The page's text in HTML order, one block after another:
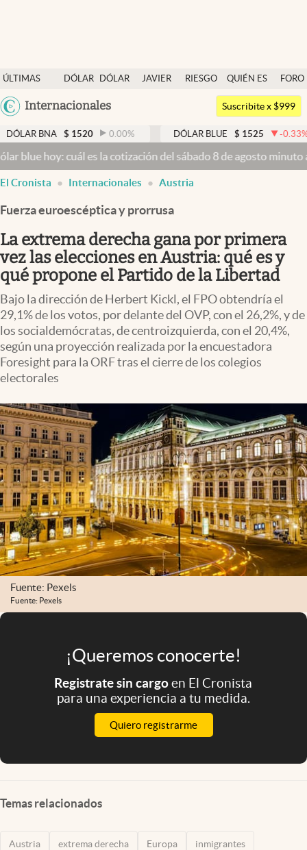
ÚLTIMAS
NOTICIAS
DÓLAR
DÓLAR
JAVIER
RIESGO
QUIÉN ES
QUIÉN
FORO
Argentina
México
Internacionales
Dólar
Members
Economía y Política
Finanzas y Mercados
Mercados Online
Negocios
Columnistas
Otras secciones
Apertura
Infotechnology
Clima
Eventos Corporativos
El Cronista Studio
Mediakit
abre en nueva pestaña
Argentina
Suscribite x $999
$ 1520 0.00% DÓLAR BLUE $ 1525 -0.33%
cuál es la cotización del sábado 8 de agosto minuto a minuto
El Cronista Internacionales Austria
Fuerza euroescéptica y prorrusa
La extrema derecha gana por primera
vez las elecciones en Austria: qué es y
qué propone el Partido de la Libertad
Bajo la dirección de Herbert Kickl, el FPO obtendría el
29,1% de los votos, por delante del OVP, con el 26,2%, y de
los socialdemócratas, de centroizquierda, con el 20,4%,
según una proyección realizada por la encuestadora
Foresight para la ORF tras el cierre de los colegios
electorales
Fuente: Pexels
Fuente: Pexels
¡Queremos conocerte!
Registrate sin cargoen El Cronista
para una experiencia a tu medida.
Quiero registrarme
Temas relacionados
Austria extrema derecha Europa inmigrantes